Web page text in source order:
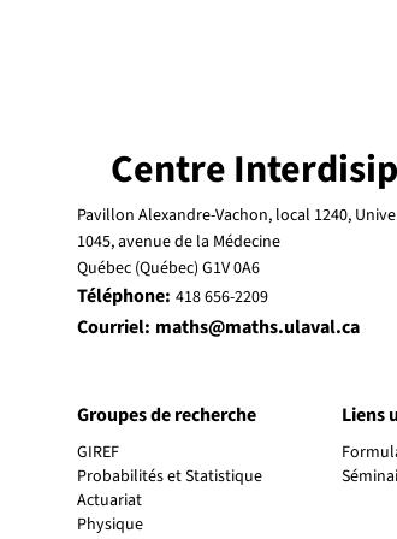
Groupes de recherche
GIREF
Probabilités et Statistique
Actuariat
Physique
Liens
Centre
Pavillon Alexandre-Vachon, local 1240,
1045, avenue de la Médecine
Québec (Québec) G1V 0A6
Téléphone: 418 656-2209
Courriel: maths@maths.ulaval.ca